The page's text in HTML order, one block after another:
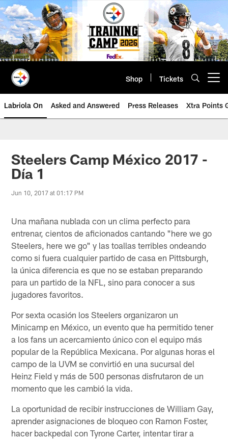
Skip
to
main
content
Shop Tickets
Labriola On Asked and Answered Press Releases Xtra Points
Steelers Camp México 2017 -
Día 1
Jun 10, 2017 at 01:17 PM
Una mañana nublada con un clima perfecto para
entrenar, cientos de aficionados cantando "here we go
Steelers, here we go" y las toallas terribles ondeando
como si fuera cualquier partido de casa en Pittsburgh,
la única diferencia es que no se estaban preparando
para un partido de la NFL, sino para conocer a sus
jugadores favoritos.
Por sexta ocasión los Steelers organizaron un
Minicamp en México, un evento que ha permitido tener
a los fans un acercamiento único con el equipo más
popular de la República Mexicana. Por algunas horas el
campo de la UVM se convirtió en una sucursal del
Heinz Field y más de 500 personas disfrutaron de un
momento que les cambió la vida.
La oportunidad de recibir instrucciones de William Gay,
aprender asignaciones de bloqueo con Ramon Foster,
hacer backpedal con Tyrone Carter, intentar tirar a